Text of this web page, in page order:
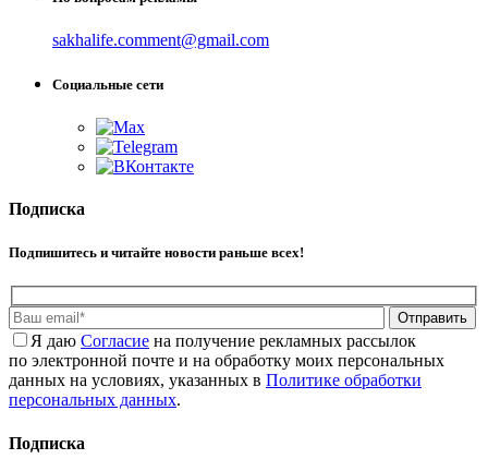
sakhalife.comment@gmail.com
Социальные сети
Подписка
Подпишитесь и читайте новости раньше всех!
Отправить
Я даю Cогласие на получение рекламных рассылок
по электронной почте и на обработку моих персональных
данных на условиях, указанных в Политике обработки
персональных данных.
Подписка